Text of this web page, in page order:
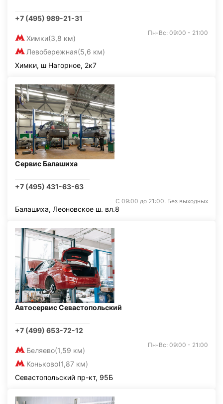
+7 (495) 989-21-31
Химки(3,8 км)
Левобережная(5,6 км)
Пн-Вс: 09:00 - 21:00
Химки, ш Нагорное, 2к7
Сервис Балашиха
+7 (495) 431-63-63
С 09:00 до 21:00. Без выходных
Балашиха, Леоновское ш. вл.8
Автосервис Севастопольский
+7 (499) 653-72-12
Беляево(1,59 км)
Коньково(1,87 км)
Пн-Вс: 09:00 - 21:00
Севастопольский пр-кт, 95Б